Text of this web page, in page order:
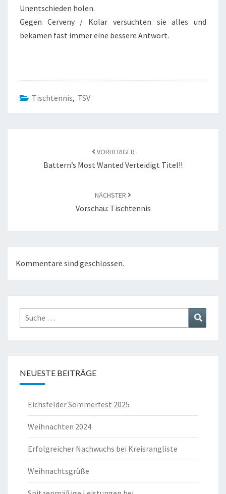
Unentschieden holen.
Gegen Cerveny / Kolar versuchten sie alles und
bekamen fast immer eine bessere Antwort.
Tischtennis, TSV
VORHERIGER
Battern’s Most Wanted Verteidigt Titel!!
NÄCHSTER
Vorschau: Tischtennis
Kommentare sind geschlossen.
Suche
nach:
NEUESTE BEITRÄGE
Eichsfelder Sommerfest 2025
Weihnachten 2024
Erfolgreicher Nachwuchs bei Kreisrangliste
Weihnachtsgrüße